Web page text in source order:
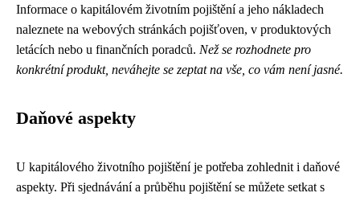
Informace o kapitálovém životním pojištění a jeho nákladech
naleznete na webových stránkách pojišťoven, v produktových
letácích nebo u finančních poradců. Než se rozhodnete pro
konkrétní produkt, neváhejte se zeptat na vše, co vám není jasné.
Daňové aspekty
U kapitálového životního pojištění je potřeba zohlednit i daňové
aspekty. Při sjednávání a průběhu pojištění se můžete setkat s